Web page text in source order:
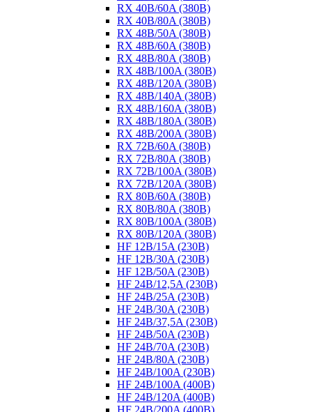
RX 40B/60A (380B)
RX 40B/80A (380B)
RX 48B/50A (380B)
RX 48B/60A (380B)
RX 48B/80A (380B)
RX 48B/100A (380B)
RX 48B/120A (380B)
RX 48B/140A (380B)
RX 48B/160A (380B)
RX 48B/180A (380B)
RX 48B/200A (380B)
RX 72B/60A (380B)
RX 72B/80A (380B)
RX 72B/100A (380B)
RX 72B/120A (380B)
RX 80B/60A (380B)
RX 80B/80A (380B)
RX 80B/100A (380B)
RX 80B/120A (380B)
HF 12B/15A (230B)
HF 12B/30A (230B)
HF 12B/50A (230B)
HF 24B/12,5A (230B)
HF 24B/25A (230B)
HF 24B/30A (230B)
HF 24B/37,5A (230B)
HF 24B/50A (230B)
HF 24B/70A (230B)
HF 24B/80A (230B)
HF 24B/100A (230B)
HF 24B/100A (400B)
HF 24B/120A (400B)
HF 24B/200A (400B)